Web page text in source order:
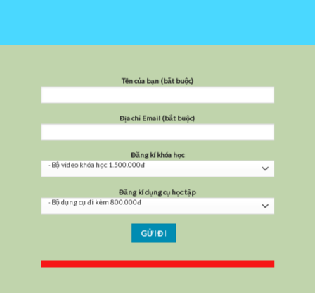
Tên của bạn (bắt buộc)
Địa chỉ Email (bắt buộc)
Đăng kí khóa học
Đăng kí dụng cụ học tập